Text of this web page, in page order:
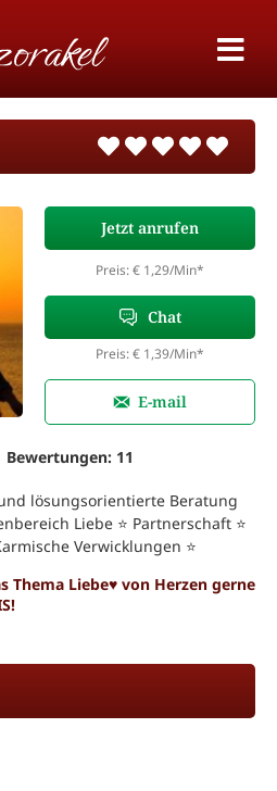
Jetzt anrufen
Preis: € 1,29/Min*
Chat
Preis: € 1,39/Min*
E-mail
Bewertungen: 11
lösungsorientierte Beratung
Liebe ⭐️ Partnerschaft ⭐️
Verwicklungen ⭐️
Thema Liebe♥️ von Herzen gerne